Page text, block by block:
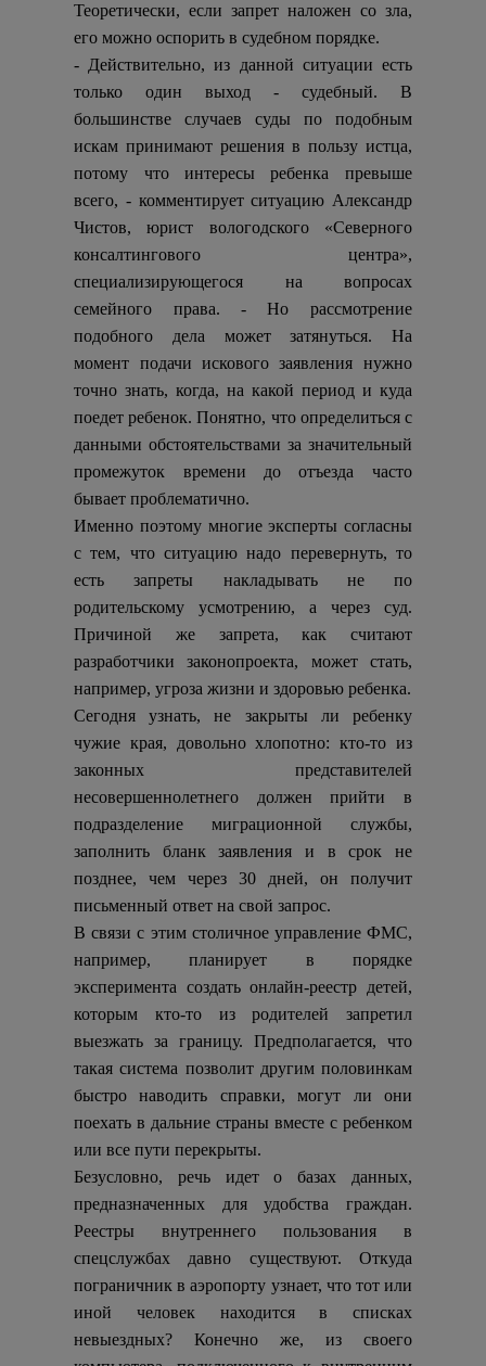
Теоретически, если запрет наложен со зла,
его можно оспорить в судебном порядке.
- Действительно, из данной ситуации есть
только один выход - судебный. В
большинстве случаев суды по подобным
искам принимают решения в пользу истца,
потому что интересы ребенка превыше
всего, - комментирует ситуацию Александр
Чистов, юрист вологодского «Северного
консалтингового центра»,
специализирующегося на вопросах
семейного права. - Но рассмот­рение
подобного дела может затянуться. На
момент подачи искового заявления нужно
точно знать, когда, на какой период и куда
поедет ребенок. Понятно, что определиться с
данными обстоятельствами за значительный
промежуток времени до отъезда часто
бывает проблематично.
Именно поэтому многие эксперты согласны
с тем, что ситуацию надо перевернуть, то
есть запреты накладывать не по
родительскому усмотрению, а через суд.
Причиной же запрета, как считают
разработчики законопроекта, может стать,
например, угроза жизни и здоровью ребенка.
Сегодня узнать, не закрыты ли ребенку
чужие края, довольно хлопотно: кто-то из
законных представителей
несовершеннолетнего должен прийти в
подразделение миграционной службы,
заполнить бланк заявления и в срок не
позднее, чем через 30 дней, он получит
письменный ответ на свой запрос.
В связи с этим столичное управление ФМС,
например, планирует в порядке
эксперимента создать онлайн-реестр детей,
которым кто-то из родителей запретил
выезжать за границу. Предполагается, что
такая система позволит другим половинкам
быстро наводить справки, могут ли они
поехать в дальние страны вместе с ребенком
или все пути перекрыты.
Безусловно, речь идет о базах данных,
предназначенных для удобства граждан.
Реестры внутреннего пользования в
спецслужбах давно существуют. Откуда
пограничник в аэропорту узнает, что тот или
иной человек находится в списках
невыездных? Конечно же, из своего